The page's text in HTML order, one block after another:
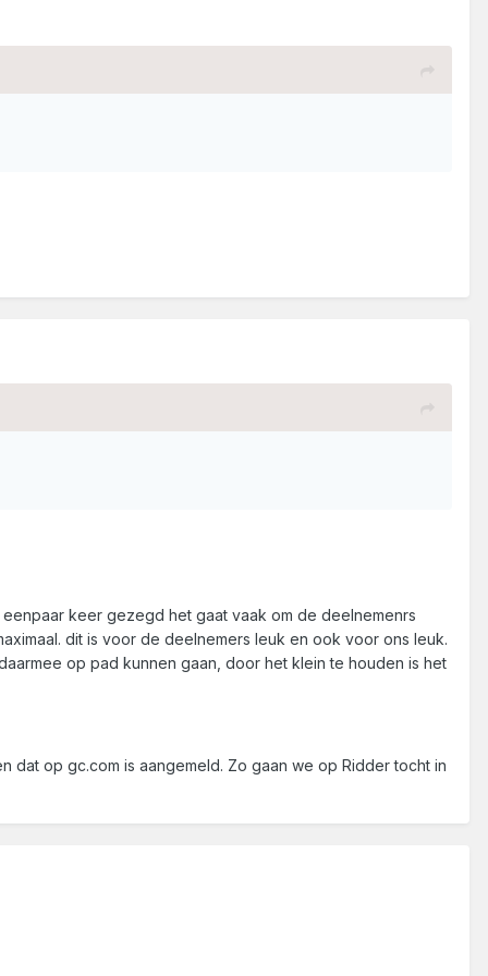
keer gezegd het gaat vaak om de deelnemenrs
dit is voor de deelnemers leuk en ook voor ons leuk.
op pad kunnen gaan, door het klein te houden is het
dat op gc.com is aangemeld. Zo gaan we op Ridder tocht in